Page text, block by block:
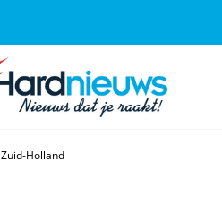
Zuid-Holland